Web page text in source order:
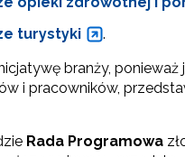
turystyki
.
branży,
i pracowników,
Rada Programowa